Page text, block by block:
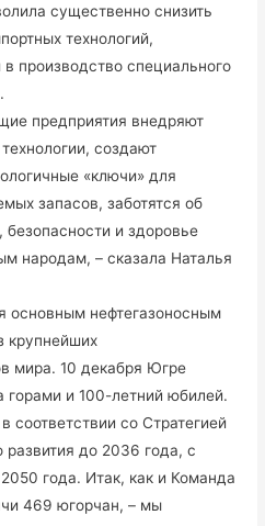
существенно снизить
технологий,
производство специального
предприятия внедряют
создают
«ключи» для
запасов, заботятся об
и здоровье
народам, – сказала Наталья
основным нефтегазоносным
крупнейших
мира. 10 декабря Югре
горами и 100-летний юбилей.
со Стратегией
развития до 2036 года, с
года. Итак, как и Команда
469 югорчан, – мы